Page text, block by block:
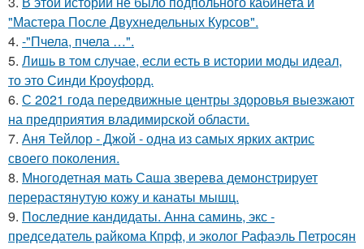
"Мастера После Двухнедельных Курсов".
4. -"Пчела, пчела …".
5. Лишь в том случае, если есть в истории моды идеал,
то это Синди Кроуфорд.
6. С 2021 года передвижные центры здоровья выезжают
на предприятия владимирской области.
7. Аня Тейлор - Джой - одна из самых ярких актрис
своего поколения.
8. Многодетная мать Саша зверева демонстрирует
перерастянутую кожу и канаты мышц.
9. Последние кандидаты. Анна саминь, экс -
председатель райкома Кпрф, и эколог Рафаэль Петросян